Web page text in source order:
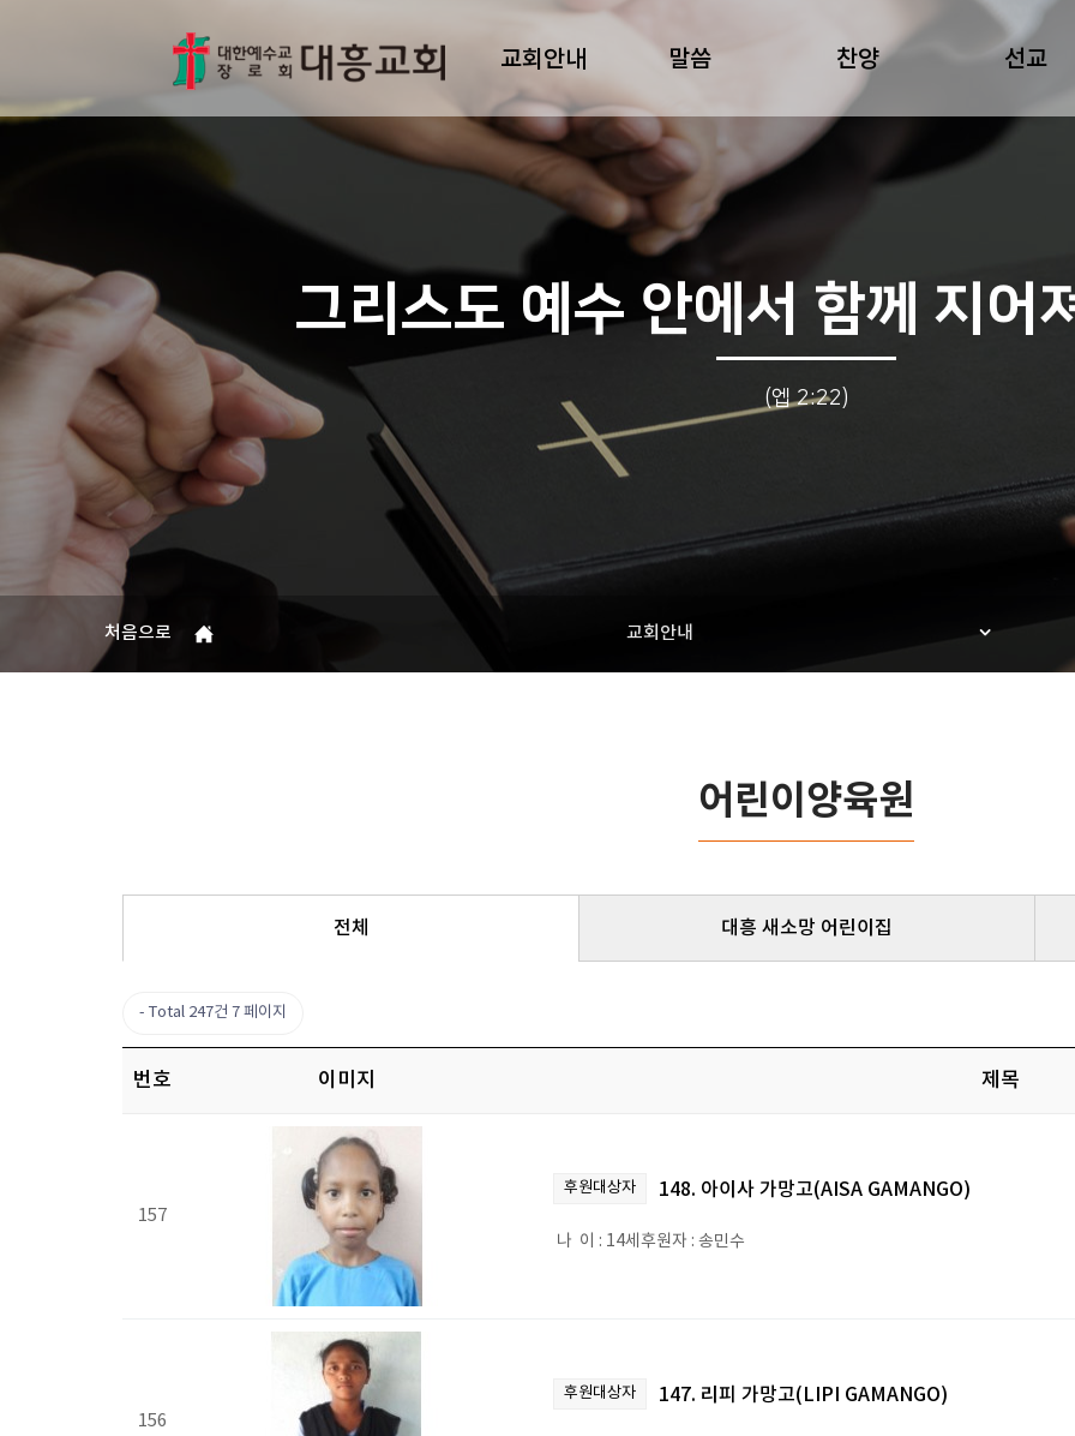
교회안내 말씀 찬양 선교
그리스도 예수 안에서 함께 지어
(엡 2:22)
처음으로 교회안내
어린이양육원
전체 대흥 새소망 어린이집
Total 247건 7 페이지
번호 이미지 제목
157
후원대상자 148. 아이사 가망고(AISA GAMANGO)
나 이 : 14세후원자 : 송민수
156
후원대상자 147. 리피 가망고(LIPI GAMANGO)